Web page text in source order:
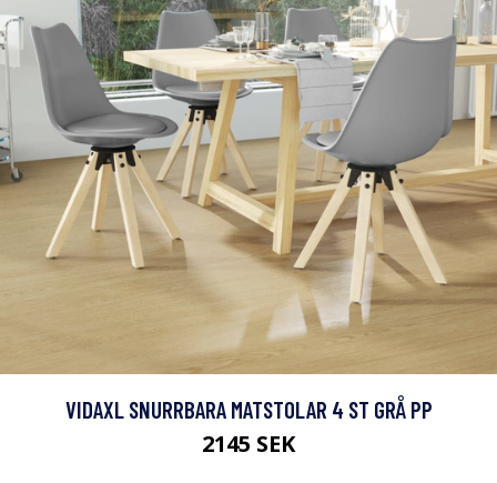
VIDAXL SNURRBARA MATSTOLAR 4 ST GRÅ PP
2145 SEK